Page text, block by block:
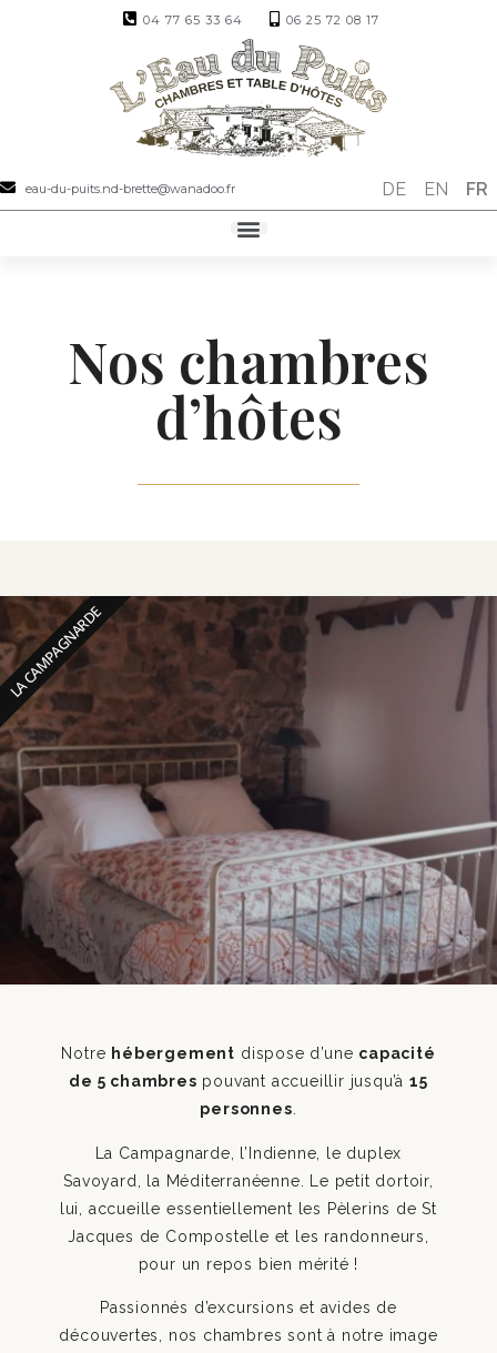
04 77 65 33 64 06 25 72 08 17
DE EN FR
eau-du-puits.nd-brette@wanadoo.fr
Nos chambres
d’hôtes
LA CAMPAGNARDE
Notre hébergement dispose d’une capacité
de 5 chambres pouvant accueillir jusqu’à15
personnes.
La Campagnarde, l’Indienne, le duplex
Savoyard, la Méditerranéenne. Le petit dortoir,
lui, accueille essentiellement les Pèlerins de St
Jacques de Compostelle et les randonneurs,
pour un repos bien mérité !
Passionnés d’excursions et avides de
découvertes, nos chambres sont à notre image